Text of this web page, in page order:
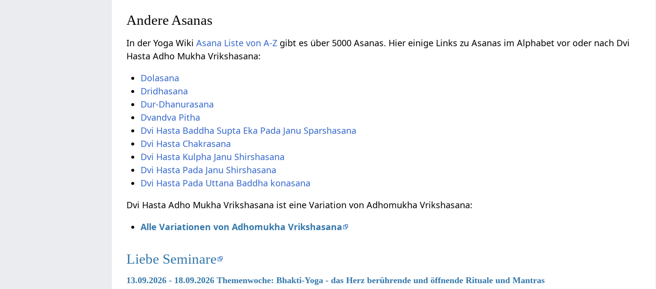
Andere Asanas
In der Yoga WikiAsana Liste von A-Z gibt es über 5000 Asanas. Hier einige Links zu Asanas im Alphabet vor oder nach Dvi
Hasta Adho Mukha Vrikshasana:
Dolasana
Dridhasana
Dur-Dhanurasana
Dvandva Pitha
Dvi Hasta Baddha Supta Eka Pada Janu Sparshasana
Dvi Hasta Chakrasana
Dvi Hasta Kulpha Janu Shirshasana
Dvi Hasta Pada Janu Shirshasana
Dvi Hasta Pada Uttana Baddha konasana
Dvi Hasta Adho Mukha Vrikshasana ist eine Variation von Adhomukha Vrikshasana:
Alle Variationen von Adhomukha Vrikshasana
Liebe Seminare
13.09.2026 - 18.09.2026 Themenwoche: Bhakti-Yoga - das Herz berührende und öffnende Rituale und Mantras